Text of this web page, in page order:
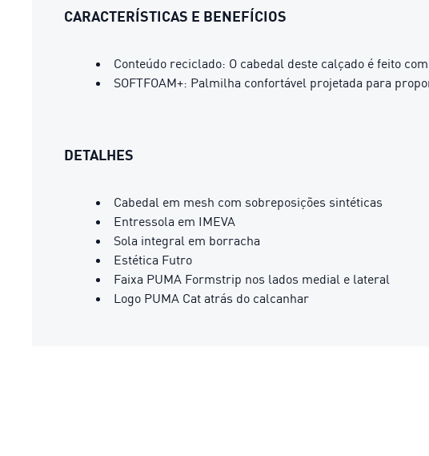
CARACTERÍSTICAS E BENEFÍCIOS
Conteúdo reciclado: O cabedal deste calçado é feito
SOFTFOAM+: Palmilha confortável projetada para
DETALHES
Cabedal em mesh com sobreposições sintéticas
Entressola em IMEVA
Sola integral em borracha
Estética Futro
Faixa PUMA Formstrip nos lados medial e lateral
Logo PUMA Cat atrás do calcanhar